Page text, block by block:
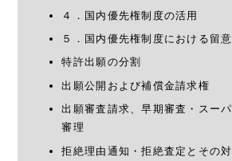
４．国内優先権制度の活用
５．国内優先権制度における留
特許出願の分割
出願公開および補償金請求権
出願審査請求、早期審査・スー
審理
拒絶理由通知・拒絶査定とその